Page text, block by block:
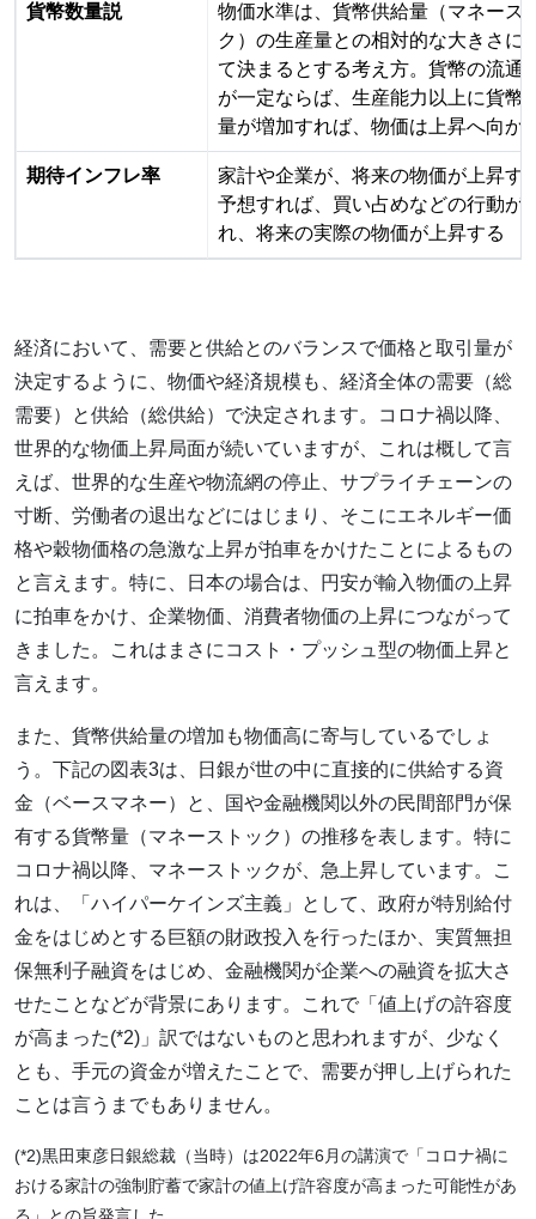
貨幣数量説
物価水準は、貨幣供給量（マネース
ク）の生産量との相対的な大きさに
て決まるとする考え方。貨幣の流通
が一定ならば、生産能力以上に貨幣
量が増加すれば、物価は上昇へ向か
期待インフレ率
家計や企業が、将来の物価が上昇す
予想すれば、買い占めなどの行動が
れ、将来の実際の物価が上昇する
経済において、需要と供給とのバランスで価格と取引量が
決定するように、物価や経済規模も、経済全体の需要（総
需要）と供給（総供給）で決定されます。コロナ禍以降、
世界的な物価上昇局面が続いていますが、これは概して言
えば、世界的な生産や物流網の停止、サプライチェーンの
寸断、労働者の退出などにはじまり、そこにエネルギー価
格や穀物価格の急激な上昇が拍車をかけたことによるもの
と言えます。特に、日本の場合は、円安が輸入物価の上昇
に拍車をかけ、企業物価、消費者物価の上昇につながって
きました。これはまさにコスト・プッシュ型の物価上昇と
言えます。
また、貨幣供給量の増加も物価高に寄与しているでしょ
う。下記の図表3は、日銀が世の中に直接的に供給する資
金（ベースマネー）と、国や金融機関以外の民間部門が保
有する貨幣量（マネーストック）の推移を表します。特に
コロナ禍以降、マネーストックが、急上昇しています。こ
れは、「ハイパーケインズ主義」として、政府が特別給付
金をはじめとする巨額の財政投入を行ったほか、実質無担
保無利子融資をはじめ、金融機関が企業への融資を拡大さ
せたことなどが背景にあります。これで「値上げの許容度
が高まった(*2)」訳ではないものと思われますが、少なく
とも、手元の資金が増えたことで、需要が押し上げられた
ことは言うまでもありません。
(*2)黒田東彦日銀総裁（当時）は2022年6月の講演で「コロナ禍に
おける家計の強制貯蓄で家計の値上げ許容度が高まった可能性があ